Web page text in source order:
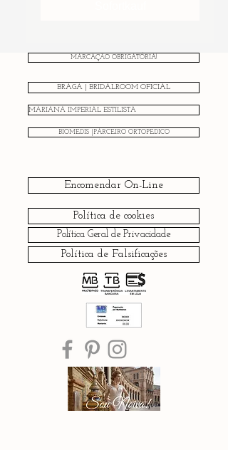
MARCAÇÃO OBRIGATÓRIA!
BRAGA | BRIDALROOM OFICIAL
MARIANA IMPERIAL ESTILISTA
BIOMEDIS |PARCEIRO ORTOPÉDICO
Encomendar On-Line
Política de cookies
Política Geral de Privacidade
Política de Falsificações